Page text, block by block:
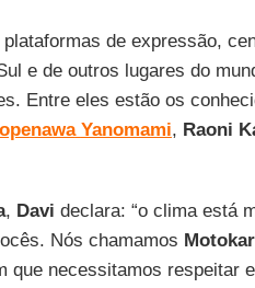
de expressão,
e de outros lugares do
Entre eles estão os
Yanomami, Raoni
, Davi declara: “o clima está
Nós chamamos
que necessitamos respeitar